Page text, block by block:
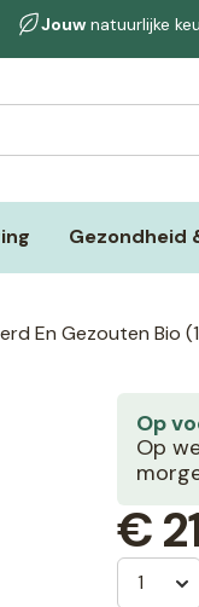
Jouwnatuurlijke
Gezondheid
En Gezouten Bio
Op
Op
€